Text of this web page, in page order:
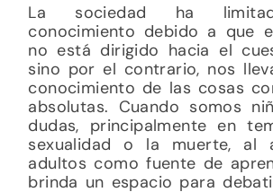
La sociedad ha
conocimiento debido a que
no está dirigido hacia el
sino por el contrario, nos
conocimiento de las cosas
absolutas. Cuando somos
dudas, principalmente en
sexualidad o la muerte, al
adultos como fuente de
brinda un espacio para